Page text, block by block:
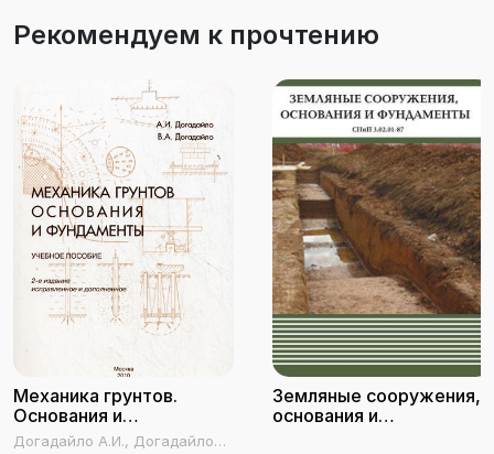
«Основания и фундаменты» вариативной части
Рекомендуем к прочтению
Механика грунтов.
Основания и
фундаменты
Догадайло А.И., Догадайло
Земляные сооружения,
основания и